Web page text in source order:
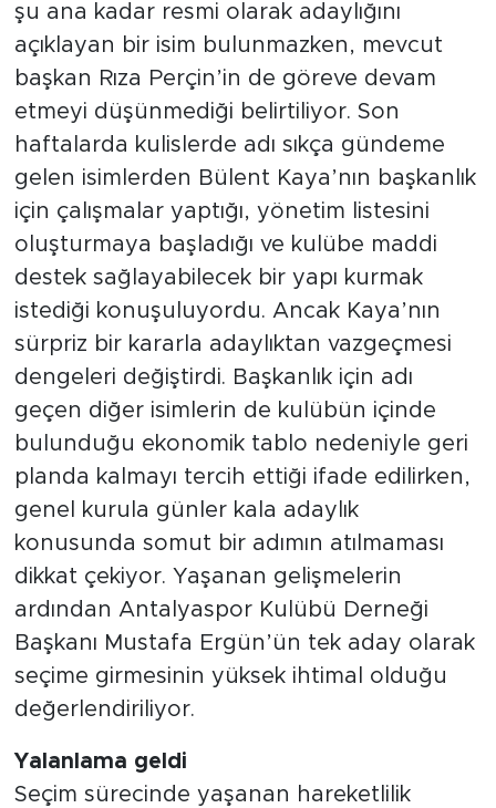
şu ana kadar resmi olarak adaylığını
açıklayan bir isim bulunmazken, mevcut
başkan Rıza Perçin’in de göreve devam
etmeyi düşünmediği belirtiliyor. Son
haftalarda kulislerde adı sıkça gündeme
gelen isimlerden Bülent Kaya’nın başkanlık
için çalışmalar yaptığı, yönetim listesini
oluşturmaya başladığı ve kulübe maddi
destek sağlayabilecek bir yapı kurmak
istediği konuşuluyordu. Ancak Kaya’nın
sürpriz bir kararla adaylıktan vazgeçmesi
dengeleri değiştirdi. Başkanlık için adı
geçen diğer isimlerin de kulübün içinde
bulunduğu ekonomik tablo nedeniyle geri
planda kalmayı tercih ettiği ifade edilirken,
genel kurula günler kala adaylık
konusunda somut bir adımın atılmaması
dikkat çekiyor. Yaşanan gelişmelerin
ardından Antalyaspor Kulübü Derneği
Başkanı Mustafa Ergün’ün tek aday olarak
seçime girmesinin yüksek ihtimal olduğu
değerlendiriliyor.
Yalanlama geldi
Seçim sürecinde yaşanan hareketlilik